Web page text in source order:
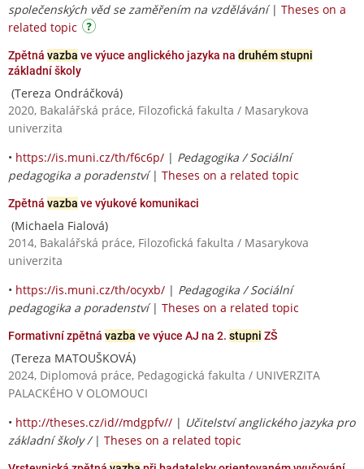
společenských věd se zaměřením na vzdělávání| Theses on a
related topic
Zpětná vazba ve výuce anglického jazyka na druhém stupni
základní školy
(Tereza Ondráčková)
2020, Bakalářská práce, Filozofická fakulta / Masarykova
univerzita
• https://is.muni.cz/th/f6c6p/ | Pedagogika / Sociální
pedagogika a poradenství| Theses on a related topic
Zpětná vazba ve výukové komunikaci
(Michaela Fialová)
2014, Bakalářská práce, Filozofická fakulta / Masarykova
univerzita
• https://is.muni.cz/th/ocyxb/ | Pedagogika / Sociální
pedagogika a poradenství| Theses on a related topic
Formativní zpětná vazba ve výuce AJ na 2. stupni ZŠ
(Tereza MATOUŠKOVÁ)
2024, Diplomová práce, Pedagogická fakulta / UNIVERZITA
PALACKÉHO V OLOMOUCI
• http://theses.cz/id//mdgpfv// | Učitelství anglického jazyka pro
základní školy / | Theses on a related topic